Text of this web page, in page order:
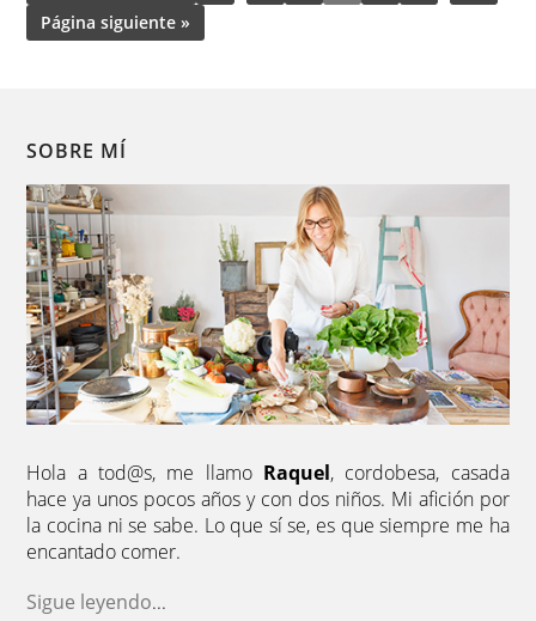
Página siguiente »
SOBRE MÍ
Hola a tod@s, me llamo Raquel, cordobesa, casada
hace ya unos pocos años y con dos niños. Mi afición por
la cocina ni se sabe. Lo que sí se, es que siempre me ha
encantado comer.
Sigue leyendo...